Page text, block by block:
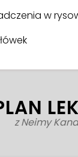
w
z Neimy